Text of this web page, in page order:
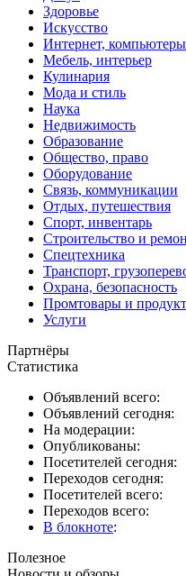
Здоровье
Искусство
Интернет, компьютеры
Мебель, интерьер
Кулинария
Мода и стиль
Наука
Недвижимость
Образование
Общество, право
Оборудование
Связь, коммуникации
Отдых, путешествия
Спорт, инвентарь
Строительство и
Спецтехника
Транспорт,
Охрана, безопасность
Промтовары и
Услуги
Партнёры
Статистика
Объявлений всего:
Объявлений сегодня:
На модерации:
Опубликованы:
Посетителей сегодня:
Переходов сегодня:
Посетителей всего:
Переходов всего:
В блокноте:
Полезное